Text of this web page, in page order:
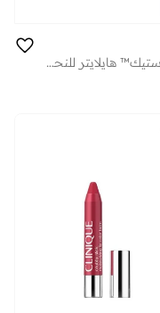
تشابي ستيك™ هايلايتر للنحت والإبراز